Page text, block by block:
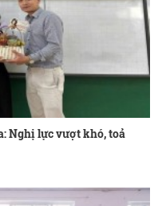
Nghị lực vượt khó, toả